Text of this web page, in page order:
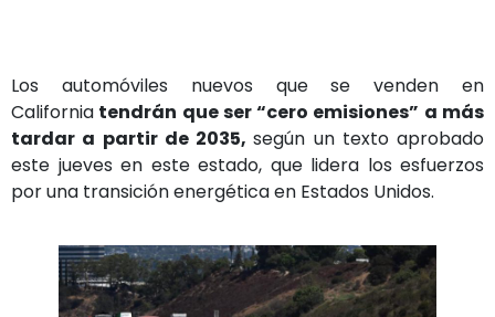
Los automóviles nuevos que se venden en
California tendrán que ser “cero emisiones” a más
tardar a partir de 2035,según un texto aprobado
este jueves en este estado, que lidera los esfuerzos
por una transición energética en Estados Unidos.